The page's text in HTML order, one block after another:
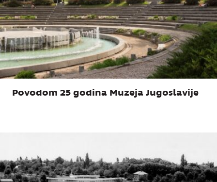
Povodom 25 godina Muzeja Jugoslavije